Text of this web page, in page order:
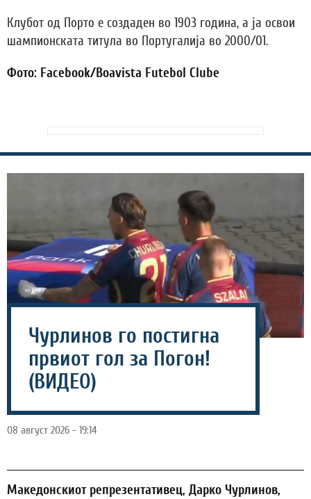
Клубот од Порто е создаден во 1903 година, а ја освои
шампионската титула во Португалија во 2000/01.
Фото: Facebook/Boavista Futebol Clube
Чурлинов го постигна
првиот гол за Погон!
(ВИДЕО)
08 август 2026 - 19:14
Македонскиот репрезентативец, Дарко Чурлинов,